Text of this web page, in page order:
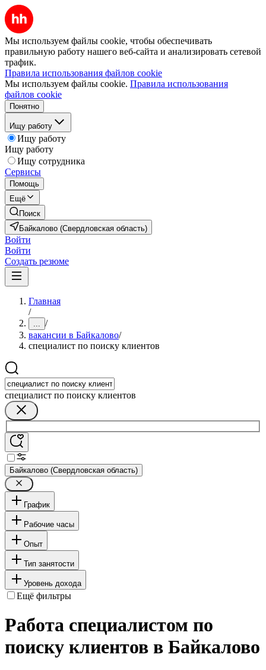
Мы используем файлы cookie, чтобы обеспечивать
правильную работу нашего веб-сайта и анализировать сетевой
трафик.
Правила использования файлов cookie
Мы используем файлы cookie. Правила использования
файлов cookie
Понятно
Ищу работу
Ищу работу
Ищу работу
Ищу сотрудника
Сервисы
Помощь
Ещё
Поиск
Байкалово (Свердловская область)
Войти
Войти
Создать резюме
Главная
/
... /
вакансии в Байкалово/
специалист по поиску клиентов
специалист по поиску клиентов
Байкалово (Свердловская область)
График
Рабочие часы
Опыт
Тип занятости
Уровень дохода
Ещё фильтры
Работа специалистом по
поиску клиентов в Байкалово